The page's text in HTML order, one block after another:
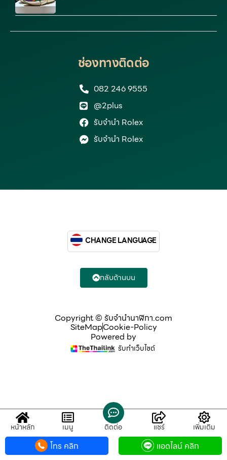
ช่องทางติดต่อ
082 246 9555
@2plus
รับจำนำ Rolex
รับจำนำ Rolex
Copyright © รับจํานํานาฬิกา.com
SiteMapCookie-Policy
Powered by
รับทำเว็บไซต์
CHANGE LANGUAGE
กลับด้านบน
หน้าหลัก เมนู ติดต่อ แชร์ เพิ่มเติม
โทร คลิก แอดไลน์ คลิก